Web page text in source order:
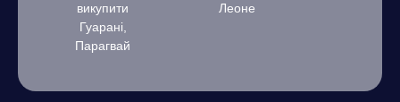
викупити
Гуарані,
Парагвай
Леоне